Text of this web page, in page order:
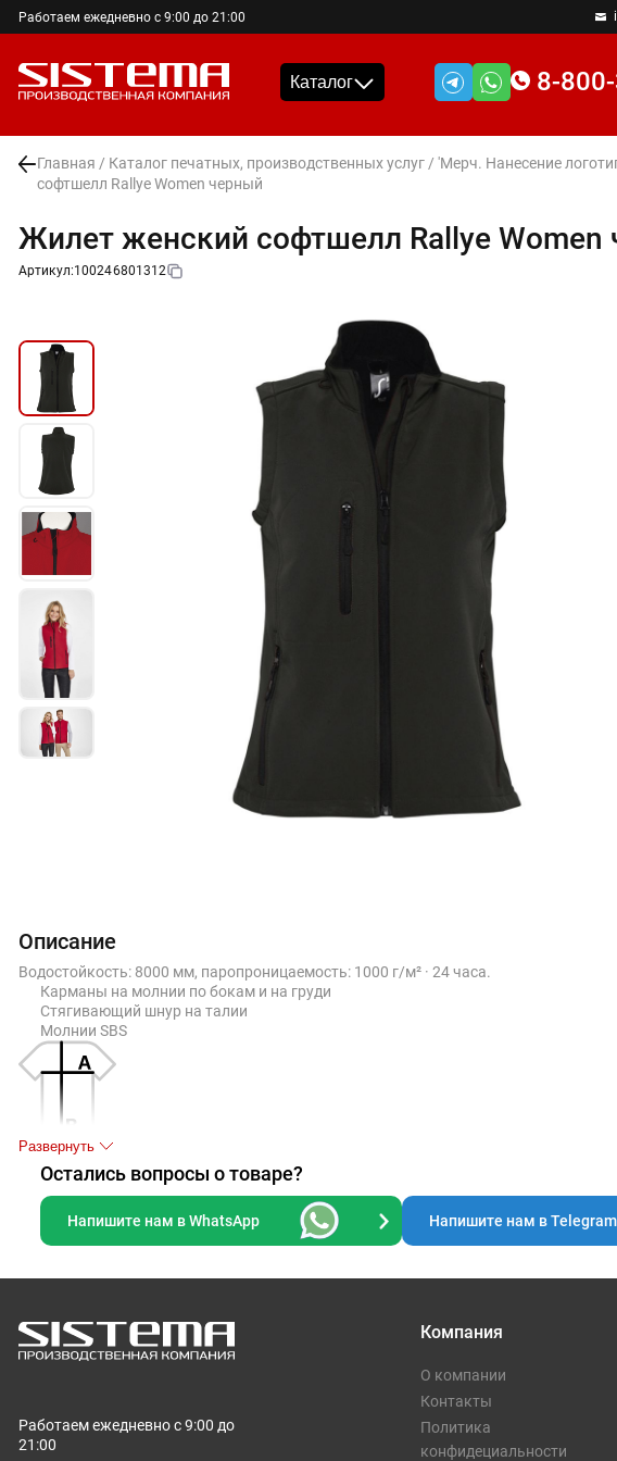
Работаем ежедневно с 9:00 до 21:00
Каталог 8-
Главная / Каталог печатных, производственных услуг /'Мерч. Нанесение
софтшелл Rallye Women черный
Жилет женский софтшелл Rallye Women
Артикул:100246801312
Описание
Водостойкость: 8000 мм, паропроницаемость: 1000 г/м² · 24 часа.
Карманы на молнии по бокам и на груди
Стягивающий шнур на талии
Молнии SBS
Таблица размеров, см S M L XL XXL
A 46 49 52 55 58
Допускаются отклонения в 5% от указанных параметров по размеру и цвету.
Развернуть
Остались вопросы о товаре?
Напишите нам в WhatsApp Напишите нам в Telegram
Работаем ежедневно с 9:00 до
21:00
Компания
О компании
Контакты
Политика
конфидециальности